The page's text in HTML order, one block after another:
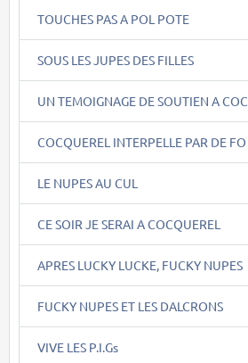
TOUCHES PAS A POL POTE
SOUS LES JUPES DES FILLES
UN TEMOIGNAGE DE SOUTIEN A COC
COCQUEREL INTERPELLE PAR DE FO
LE NUPES AU CUL
CE SOIR JE SERAI A COCQUEREL
APRES LUCKY LUCKE, FUCKY NUPES
FUCKY NUPES ET LES DALCRONS
VIVE LES P.I.Gs